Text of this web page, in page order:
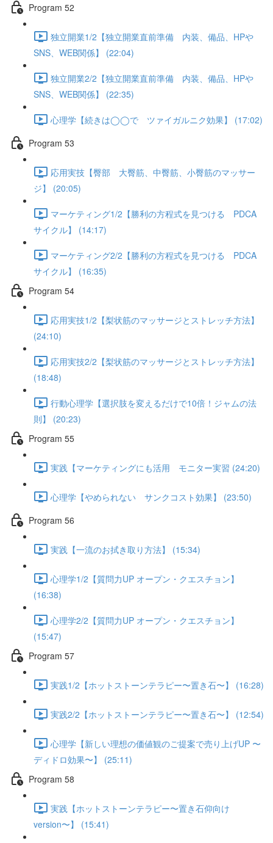
Program 52
独立開業1/2【独立開業直前準備 内装、備品、HPや
SNS、WEB関係】 (22:04)
独立開業2/2【独立開業直前準備 内装、備品、HPや
SNS、WEB関係】 (22:35)
心理学【続きは◯◯で ツァイガルニク効果】 (17:02)
Program 53
応用実技【臀部 大臀筋、中臀筋、小臀筋のマッサー
ジ】 (20:05)
マーケティング1/2【勝利の方程式を見つける PDCA
サイクル】 (14:17)
マーケティング2/2【勝利の方程式を見つける PDCA
サイクル】 (16:35)
Program 54
応用実技1/2【梨状筋のマッサージとストレッチ方法】
(24:10)
応用実技2/2【梨状筋のマッサージとストレッチ方法】
(18:48)
行動心理学【選択肢を変えるだけで10倍！ジャムの法
則】 (20:23)
Program 55
実践【マーケティングにも活用 モニター実習 (24:20)
心理学【やめられない サンクコスト効果】 (23:50)
Program 56
実践【一流のお拭き取り方法】 (15:34)
心理学1/2【質問力UP オープン・クエスチョン】
(16:38)
心理学2/2【質問力UP オープン・クエスチョン】
(15:47)
Program 57
実践1/2【ホットストーンテラピー〜置き石〜】 (16:28)
実践2/2【ホットストーンテラピー〜置き石〜】 (12:54)
心理学【新しい理想の価値観のご提案で売り上げUP 〜
ディドロ効果〜】 (25:11)
Program 58
実践【ホットストーンテラピー〜置き石仰向け
version〜】 (15:41)